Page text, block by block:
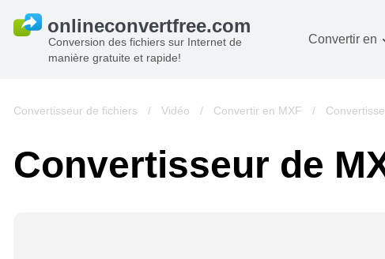
Conversion des fichiers sur Internet de
manière gratuite et rapide!
Convertir en
Image
Livres
Convertisseur de fichiers / Vidéo / Convertir en MXF /
Convertisseur de